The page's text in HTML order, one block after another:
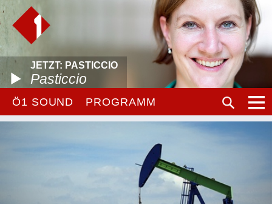
JETZT: PASTICCIO
Pasticcio
Ö1 SOUND PROGRAMM